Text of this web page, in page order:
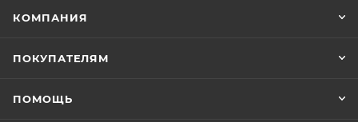
КОМПАНИЯ
ПОКУПАТЕЛЯМ
ПОМОЩЬ